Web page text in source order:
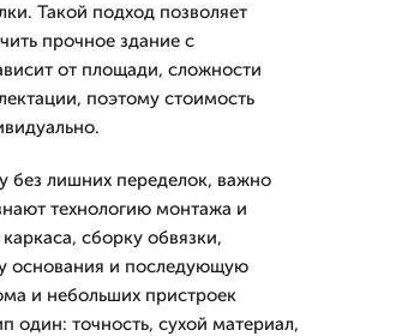
Такой подход позволяет
прочное здание с
от площади, сложности
поэтому стоимость
без лишних переделок, важно
технологию монтажа и
сборку обвязки,
основания и последующую
и небольших пристроек
точность, сухой материал,